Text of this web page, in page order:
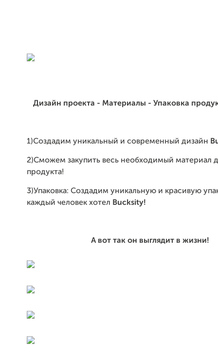
Дизайн проекта - Материалы - Упаковка
1)Создадим уникальный и современный дизайн
2)Сможем закупить весь необходимый материал
продукта!
3)Упаковка: Создадим уникальную и красивую
каждый человек хотел Bucksity!
А вот так он выглядит в жизни!